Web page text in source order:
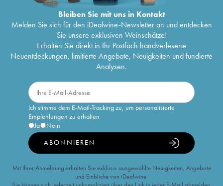
Bleiben Sie mit uns in Kontakt
Melden Sie sich für den iDealwine-Newsletter an und entdecken
Sie unsere exklusiven Weinschätze!
Erhalten Sie direkt in Ihr Postfach handverlesene
Neuentdeckungen, limitierte Angebote, Neuigkeiten und fundierte
Analysen.
Ich stimme dem E-Mail-Tracking zu, um personalisierte
Empfehlungen zu erhalten
Ja
Nein
ABONNIEREN
Mit Ihrer Anmeldung erhalten Sie exklusiv ausgewählte Neuigkeiten, Angebote
und Einblicke von iDealwine.